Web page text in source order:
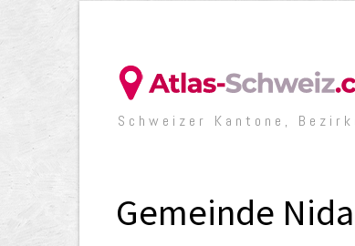
Schweizer Kantone,
Gemeinde